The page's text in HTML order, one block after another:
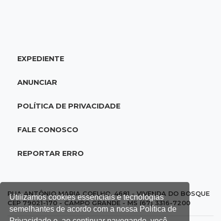
Utilizamos cookies essenciais e tecnologias
semelhantes de acordo com a nossa Política de
07:00Post Patrocinado
espaço para mulheres
06:56 Pergunta do dia
Você é favorável ao uso de tornozeleira rosa
abastecidos para carreatas
06:39 Lendas
EXPEDIENTE
ANUNCIAR
POLÍTICA DE PRIVACIDADE
FALE CONOSCO
REPORTAR ERRO
RUA ANTÔNIO MARIA COELHO, 4681 - VIVENDA DO BOSQUE
CEP 79021-170 - CAMPO GRANDE - MS (67) 3316-7200